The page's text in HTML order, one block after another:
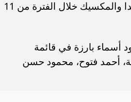
التحضير للمونديال، الذي يقام في الولايات المتحدة الأمريكية وكندا والمكسيك خلال الفترة من 11
أسماء بارزة في قائمة
أحمد فتوح، محمود حسن